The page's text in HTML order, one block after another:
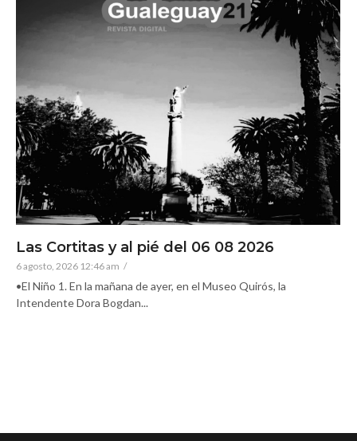
Las Cortitas y al pié del 06 08 2026
6 agosto, 2026 12:46 am /
•El Niño 1. En la mañana de ayer, en el Museo Quirós, la
Intendente Dora Bogdan...